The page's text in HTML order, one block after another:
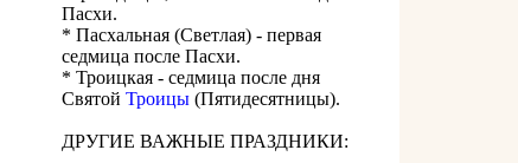
Пасхи.
* Пасхальная (Светлая) - первая
седмица после Пасхи.
* Троицкая - седмица после дня
Святой Троицы (Пятидесятницы).
ДРУГИЕ ВАЖНЫЕ ПРАЗДНИКИ: